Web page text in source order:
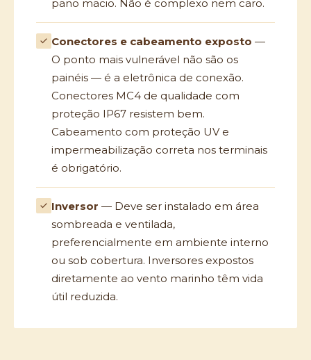
pano macio. Não é complexo nem caro.
Conectores e cabeamento exposto —
O ponto mais vulnerável não são os
painéis — é a eletrônica de conexão.
Conectores MC4 de qualidade com
proteção IP67 resistem bem.
Cabeamento com proteção UV e
impermeabilização correta nos terminais
é obrigatório.
Inversor — Deve ser instalado em área
sombreada e ventilada,
preferencialmente em ambiente interno
ou sob cobertura. Inversores expostos
diretamente ao vento marinho têm vida
útil reduzida.